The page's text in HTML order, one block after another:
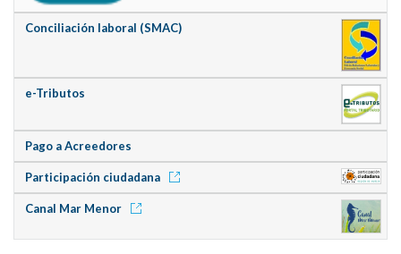
Conciliación laboral (SMAC)
e-Tributos
Pago a Acreedores
Participación ciudadana
Canal Mar Menor